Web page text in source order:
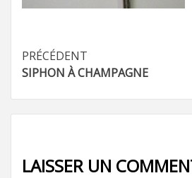
Navigation
d’article
PRÉCÉDENT
SIPHON À CHAMPAGNE
LAISSER UN